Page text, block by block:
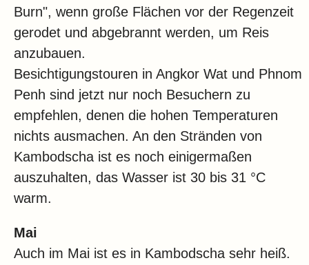
Burn", wenn große Flächen vor der Regenzeit
gerodet und abgebrannt werden, um Reis
anzubauen.
Besichtigungstouren in Angkor Wat und Phnom
Penh sind jetzt nur noch Besuchern zu
empfehlen, denen die hohen Temperaturen
nichts ausmachen. An den Stränden von
Kambodscha ist es noch einigermaßen
auszuhalten, das Wasser ist 30 bis 31 °C
warm.
Mai
Auch im Mai ist es in Kambodscha sehr heiß.